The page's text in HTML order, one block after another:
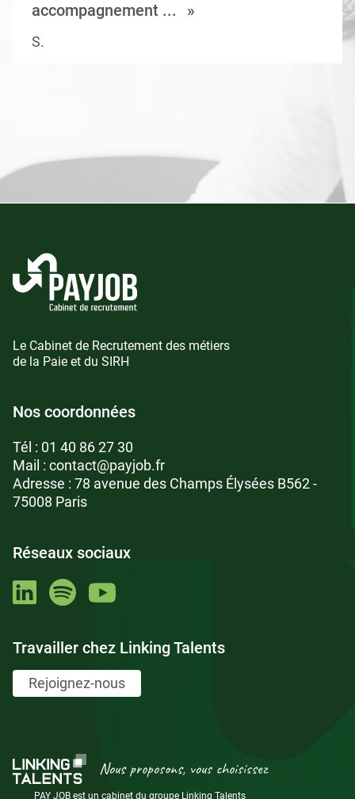
accompagnement ...
S.
Le Cabinet de Recrutement des métiers
de la Paie et du SIRH
Nos coordonnées
Tél : 01 40 86 27 30
Mail : contact@payjob.fr
Adresse : 78 avenue des Champs Élysées B562 -
75008 Paris
Réseaux sociaux
Travailler chez Linking Talents
Rejoignez-nous
Nous proposons, vous choisissez
PAY JOB est un cabinet du groupe Linking Talents